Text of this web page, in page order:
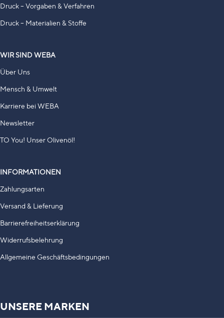
Druck – Vorgaben & Verfahren
Druck – Materialien & Stoffe
WIR SIND WEBA
Über Uns
Mensch & Umwelt
Karriere bei WEBA
Newsletter
TO You! Unser Olivenöl!
INFORMATIONEN
Zahlungsarten
Versand & Lieferung
Barrierefreiheitserklärung
Widerrufsbelehrung
Allgemeine Geschäftsbedingungen
UNSERE MARKEN